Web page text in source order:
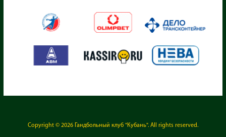
Copyright © 2026 Гандбольный клуб "Кубань". All rights reserved.